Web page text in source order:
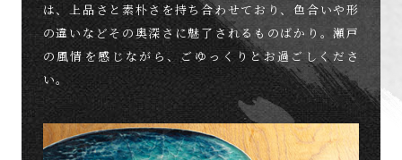
は、上品さと素朴さを持ち合わせており、色合いや形
の違いなどその奥深さに魅了されるものばかり。瀬戸
の風情を感じながら、ごゆっくりとお過ごしくださ
い。